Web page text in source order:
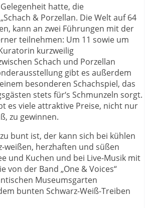
hatte, die
& Porzellan. Die Welt auf 64
kann an zwei Führungen mit der
teilnehmen: Um 11 sowie um
kurzweilig
Schach und Porzellan
gibt es außerdem
besonderen Schachspiel, das
stets für‘s Schmunzeln sorgt.
es viele attraktive Preise, nicht nur
zu gewinnen.
bunt ist, der kann sich bei kühlen
weißen, herzhaften und süßen
und Kuchen und bei Live-Musik mit
von der Band „One & Voices“
Museumsgarten
bunten Schwarz-Weiß-Treiben